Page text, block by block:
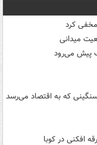
کرد
میدانی
پیش می‌رود
که به اقتصاد می‌رسد
افکنی در کوبا